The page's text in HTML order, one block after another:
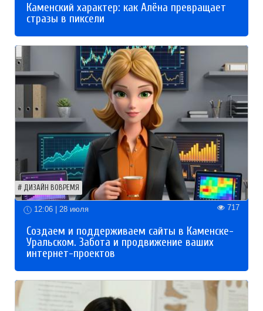
Каменский характер: как Алёна превращает
стразы в пиксели
ДИЗАЙН ВОВРЕМЯ
12:06 | 28 июля 717
Создаем и поддерживаем сайты в Каменске-
Уральском. Забота и продвижение ваших
интернет-проектов